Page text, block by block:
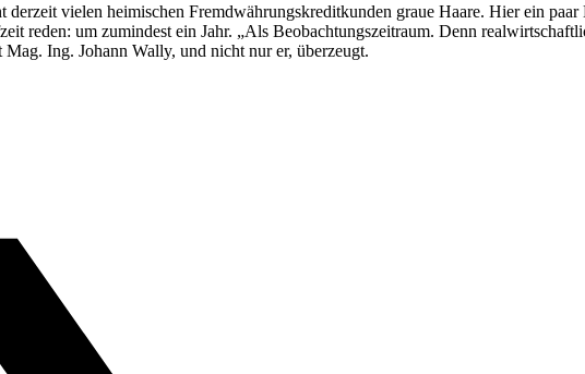
derzeit vielen heimischen Fremdwährungskreditkunden graue Haare. Hier ein
reden: um zumindest ein Jahr. „Als Beobachtungszeitraum. Denn
Ing. Johann Wally, und nicht nur er, überzeugt.